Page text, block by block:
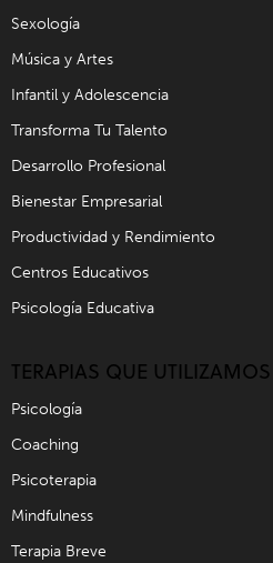
Sexología
Música y Artes
Infantil y Adolescencia
Transforma Tu Talento
Desarrollo Profesional
Bienestar Empresarial
Productividad y Rendimiento
Centros Educativos
Psicología Educativa
TERAPIAS QUE UTILIZAMOS
Psicología
Coaching
Psicoterapia
Mindfulness
Terapia Breve